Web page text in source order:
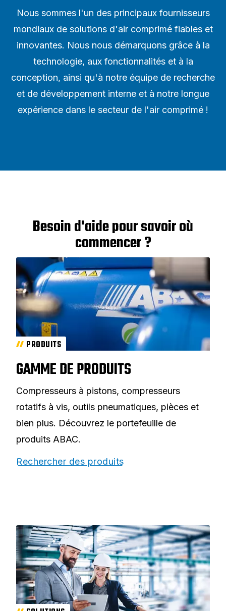
Nous sommes l'un des principaux fournisseurs
mondiaux de solutions d'air comprimé fiables et
innovantes. Nous nous démarquons grâce à la
technologie, aux fonctionnalités et à la
conception, ainsi qu'à notre équipe de recherche
et de développement interne et à notre longue
expérience dans le secteur de l'air comprimé !
Besoin d'aide pour savoir où
commencer ?
PRODUITS
GAMME DE PRODUITS
Compresseurs à pistons, compresseurs
rotatifs à vis, outils pneumatiques, pièces et
bien plus. Découvrez le portefeuille de
produits ABAC.
Rechercher des produits